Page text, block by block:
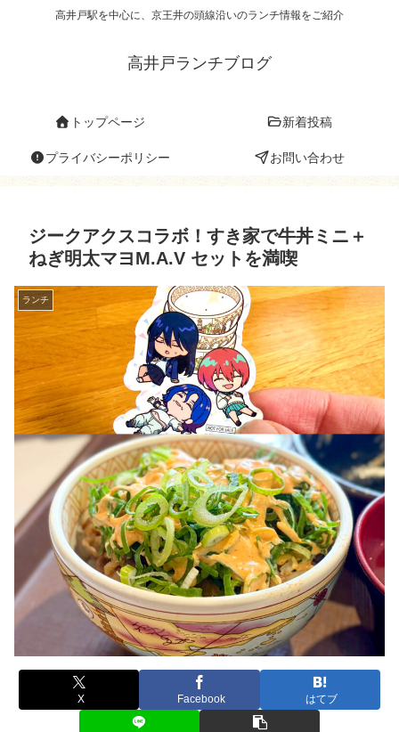
高井戸駅を中心に、京王井の頭線沿いのランチ情報をご紹介
高井戸ランチブログ
トップページ 新着投稿
プライバシーポリシー お問い合わせ
ジークアクスコラボ！すき家で牛丼ミニ＋
ねぎ明太マヨM.A.V セットを満喫
ランチ
X Facebook はてブ